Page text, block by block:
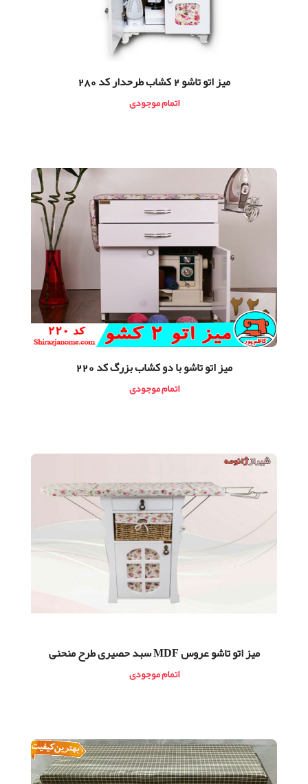
ميز اتو تاشو 2 كشاب طرحدار کد 280
اتمام موجودی
ميز اتو تاشو با دو كشاب بزرگ کد 220
اتمام موجودی
ميز اتو تاشو عروس MDF سبد حصیری طرح منحنی
اتمام موجودی